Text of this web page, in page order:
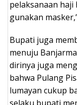
pelaksanaan
gunakan
Bupati juga
menuju
dirinya juga
bahwa Pulang
lumayan cukup